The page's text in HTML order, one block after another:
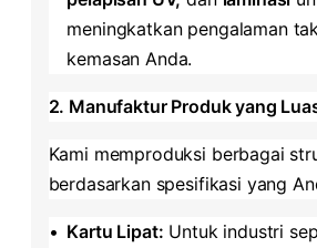
meningkatkan pengalaman
kemasan Anda.
​2. Manufaktur Produk yang
Kami memproduksi berbagai
berdasarkan spesifikasi yang
• ​Kartu Lipat:​ Untuk industri